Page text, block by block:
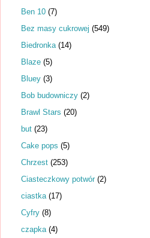
Ben 10 (7)
Bez masy cukrowej (549)
Biedronka (14)
Blaze (5)
Bluey (3)
Bob budowniczy (2)
Brawl Stars (20)
but (23)
Cake pops (5)
Chrzest (253)
Ciasteczkowy potwór (2)
ciastka (17)
Cyfry (8)
czapka (4)